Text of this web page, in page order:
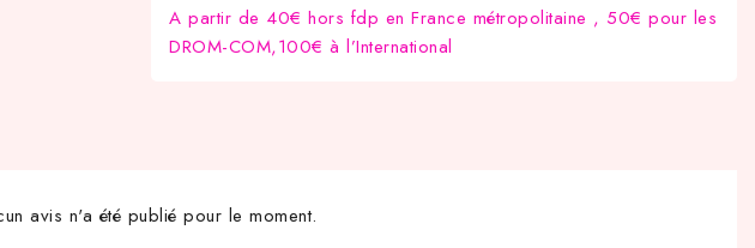
A partir de 40€ hors fdp en France métropolitaine , 50€ pour les
DROM-COM,100€ à l’International
avis n'a été publié pour le moment.